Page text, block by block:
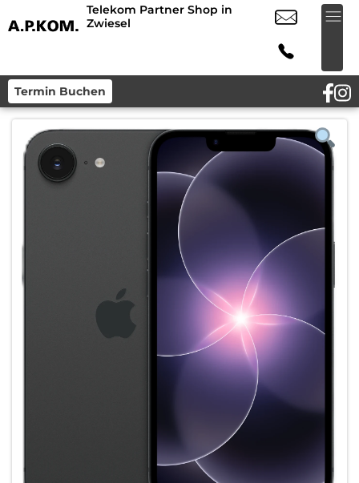
Telekom Partner Shop in
Zwiesel
Termin Buchen